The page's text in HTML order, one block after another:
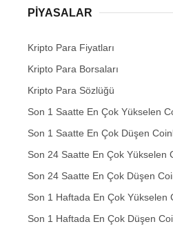
PIYASALAR
Kripto Para Fiyatları
Kripto Para Borsaları
Kripto Para Sözlüğü
Son 1 Saatte En Çok Yükselen
Son 1 Saatte En Çok Düşen
Son 24 Saatte En Çok Yükselen
Son 24 Saatte En Çok Düşen
Son 1 Haftada En Çok Yükselen
Son 1 Haftada En Çok Düşen